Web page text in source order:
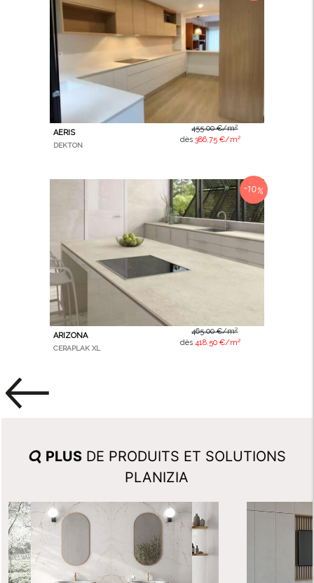
AERIS
DEKTON
455.00 €/m²
dès386.75 €/m²
-10%
ARIZONA
CERAPLAK XL
465.00 €/m²
dès418.50 €/m²
PLUSDE PRODUITS ET SOLUTIONS
PLANIZIA